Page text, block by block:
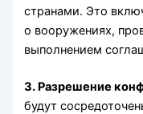
странами. Это
о вооружениях,
выполнением
3. Разрешение
будут